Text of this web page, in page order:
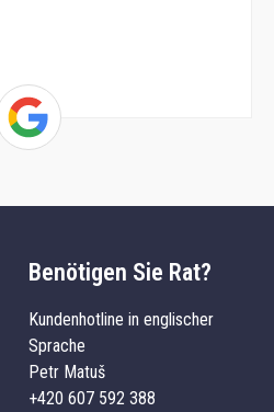
Benötigen Sie Rat?
Kundenhotline in englischer
Sprache
Petr Matuš
+420 607 592 388